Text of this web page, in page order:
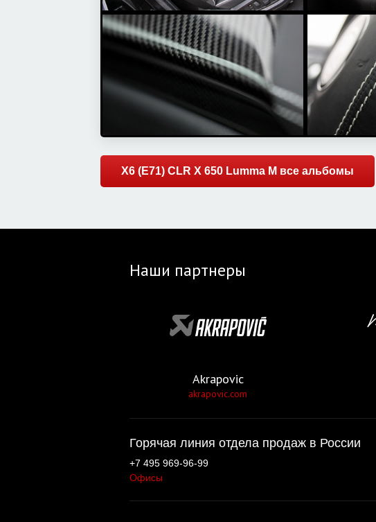
X6 (E71) CLR X 650 Lumma M все альбомы
Наши партнеры
Akrapovic
akrapovic.com
Горячая линия отдела продаж в России
+7 495 969-96-99
Офисы